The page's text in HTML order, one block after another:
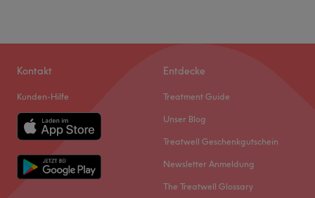
Kontakt
Kunden-Hilfe
Entdecke
Treatment Guide
Unser Blog
Treatwell Geschenkgutschein
Newsletter Anmeldung
The Treatwell Glossary